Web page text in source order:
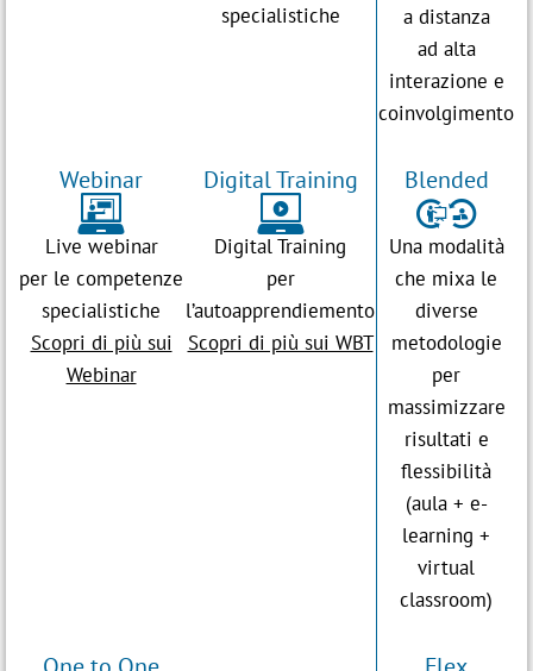
specialistiche
a distanza
ad alta
interazione e
coinvolgimento
Webinar
*
Live webinar
per le competenze
specialistiche
Scopri di più sui
Webinar
Digital Training
)
Digital Training
per
l’autoapprendiemento
Scopri di più sui WBT
Blended
y
Una modalità
che mixa le
diverse
metodologie
per
massimizzare
risultati e
flessibilità
(aula + e-
learning +
virtual
classroom)